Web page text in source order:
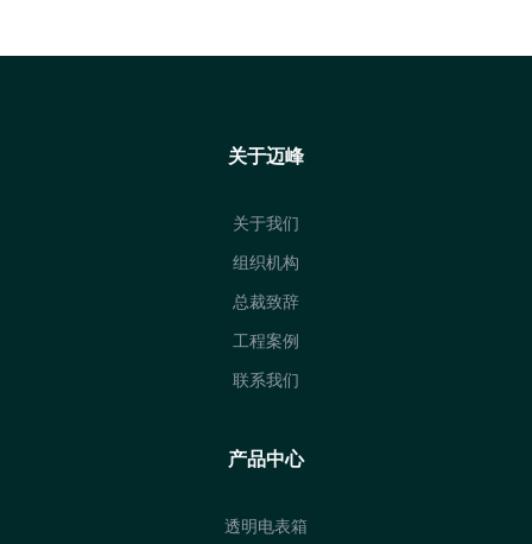
关于迈峰
关于我们
组织机构
总裁致辞
工程案例
联系我们
产品中心
透明电表箱